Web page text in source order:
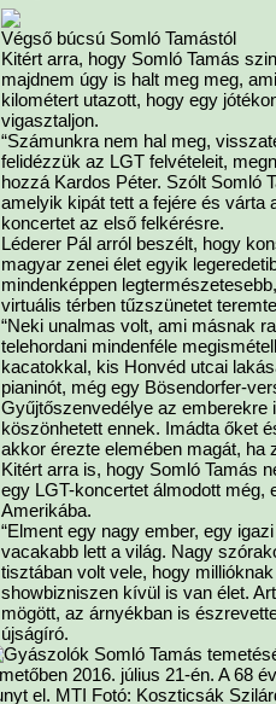
Végső búcsú Somló Tamástól
Kitért arra, hogy Somló Tamás
majdnem úgy is halt meg meg,
kilométert utazott, hogy egy
vigasztaljon.
“Számunkra nem hal meg,
felidézzük az LGT felvételeit,
hozzá Kardos Péter. Szólt Somló
amelyik kipát tett a fejére és várta
koncertet az első felkérésre.
Léderer Pál arról beszélt, hogy
magyar zenei élet egyik
mindenképpen
virtuális térben tűzszünetet
“Neki unalmas volt, ami másnak
telehordani mindenféle
kacatokkal, kis Honvéd utcai
pianinót, még egy Bösendorfer-
Gyűjtőszenvedélye az
köszönhetett ennek. Imádta őket
akkor érezte elemében magát, ha
Kitért arra is, hogy Somló Tamás
egy LGT-koncertet álmodott még,
Amerikába.
“Elment egy nagy ember, egy
vacakabb lett a világ. Nagy
tisztában volt vele, hogy
showbizniszen kívül is van élet.
mögött, az árnyékban is
újságíró.